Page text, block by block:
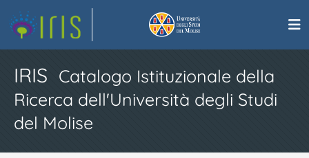
IRIS Catalogo Istituzionale della
Ricerca dell'Università degli Studi
del Molise